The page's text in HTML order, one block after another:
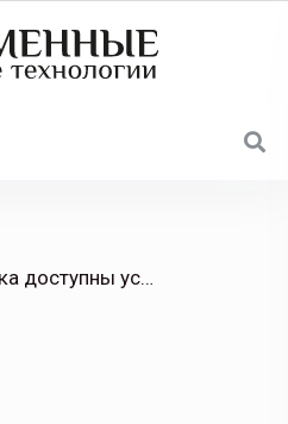
/ В Порше Центре Таганка доступны услуги детейлинга, ухода и дооснащения автомобилей